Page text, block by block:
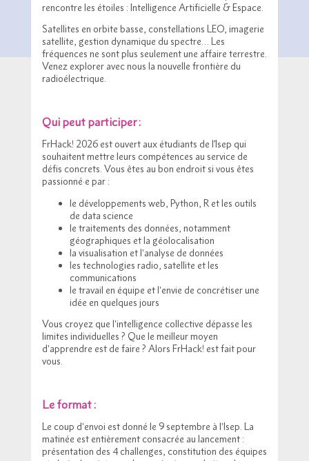
rencontre les étoiles : Intelligence Artificielle & Espace.
Satellites en orbite basse, constellations LEO, imagerie
satellite, gestion dynamique du spectre… Les
fréquences ne sont plus seulement une affaire terrestre.
Venez explorer avec nous la nouvelle frontière du
radioélectrique.
Qui peut participer :
FrHack! 2026 est ouvert aux étudiants de l’Isep qui
souhaitent mettre leurs compétences au service de
défis concrets. Vous êtes au bon endroit si vous êtes
passionné·e par :
le développements web, Python, R et les outils
de data science
le traitements des données, notamment
géographiques et la géolocalisation
la visualisation et l'analyse de données
les technologies radio, satellite et les
communications
le travail en équipe et l'envie de concrétiser une
idée en quelques jours
Vous croyez que l'intelligence collective dépasse les
limites individuelles ? Que le meilleur moyen
d'apprendre est de faire ? Alors FrHack! est fait pour
vous.
Le format :
Le coup d'envoi est donné le 9 septembre à l'Isep. La
matinée est entièrement consacrée au lancement :
présentation des 4 challenges, constitution des équipes